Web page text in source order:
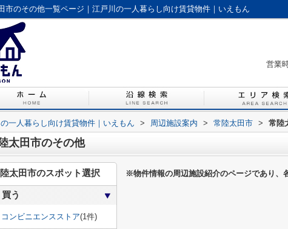
市のその他一覧ページ｜江戸川の一人暮らし向け賃貸物件｜いえもん
営業
一人暮らし向け賃貸物件｜いえもん > 周辺施設案内 > 常陸太田市 > 常陸
太田市のその他
※物件情報の周辺施設紹介のページであり、
太田市のスポット選択
買う
コンビニエンスストア(1件)